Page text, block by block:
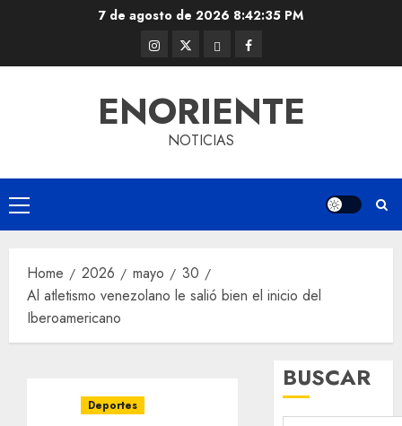
7 de agosto de 2026 8:42:35 PM
Instagram
@EnOriente
Twitter
(X)
ThreadsFacebook
ENORIENTE
NOTICIAS
Primary
Menu
Home 2026 mayo
30
Al atletismo venezolano le salió bien el inicio del
Iberoamericano
Deportes
BUSCAR